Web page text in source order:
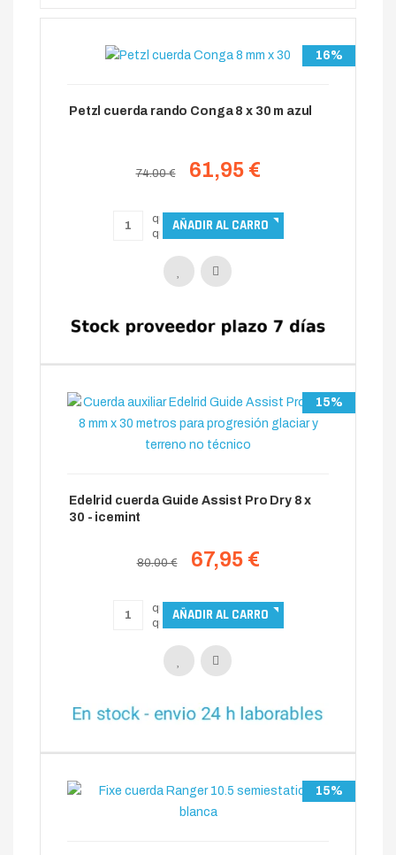
16%
Petzl cuerda rando Conga 8 x 30 m azul
74.00 € 61,95 €
15%
Edelrid cuerda Guide Assist Pro Dry 8 x
30 - icemint
80.00 € 67,95 €
15%